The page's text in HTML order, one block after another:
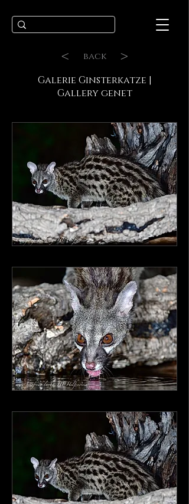
< back >
Galerie Ginsterkatze |
Gallery genet